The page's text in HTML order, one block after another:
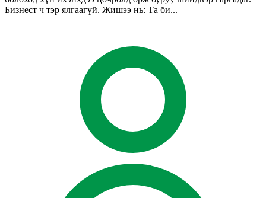
Бизнест ч тэр ялгаагүй. Жишээ нь: Та би...